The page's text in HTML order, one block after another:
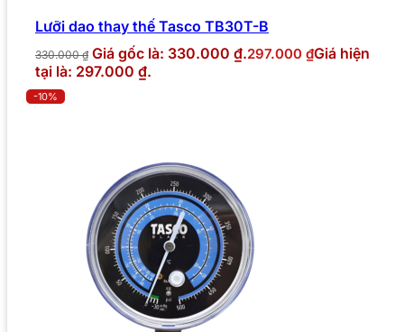
Lưỡi dao thay thế Tasco TB30T-B
330.000₫ Giá gốc là: 330.000 ₫.297.000 ₫Giá hiện
tại là: 297.000 ₫.
-10%